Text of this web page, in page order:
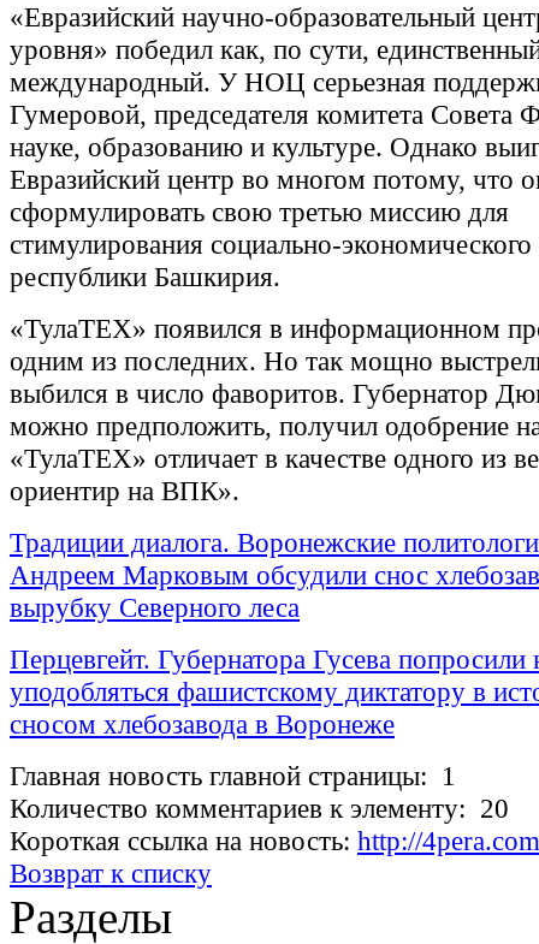
«Евразийский научно-образовательный
уровня» победил как, по сути,
международный. У НОЦ серьезная
Гумеровой, председателя комитета Совета
науке, образованию и культуре. Однако
Евразийский центр во многом потому, что
сформулировать свою третью миссию для
стимулирования социально-экономического
республики Башкирия.
«ТулаТЕХ» появился в информационном
одним из последних. Но так мощно
выбился в число фаворитов. Губернатор
можно предположить, получил одобрение
«ТулаТЕХ» отличает в качестве одного из
ориентир на ВПК».
Традиции диалога. Воронежские политологи
Андреем Марковым обсудили снос
вырубку Северного леса
Перцевгейт. Губернатора Гусева попросили
уподобляться фашистскому диктатору в
сносом хлебозавода в Воронеже
Главная новость главной страницы: 1
Количество комментариев к элементу: 20
Короткая ссылка на новость: http://
Возврат к списку
Разделы